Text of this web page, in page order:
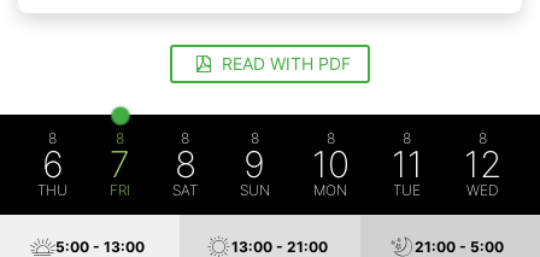
READ WITH PDF
8
6
THU
8
7
FRI
8
8
SAT
8
9
SUN
8
10
MON
8
11
TUE
8
12
WED
5:00 - 13:00 13:00 - 21:00 21:00 - 5:00